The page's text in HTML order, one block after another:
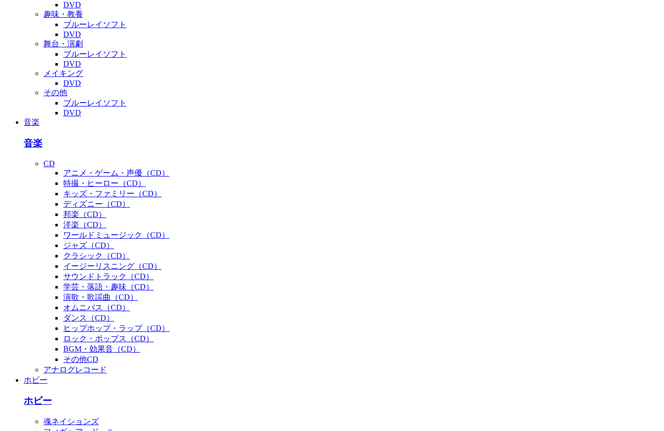
DVD
趣味・教養
ブルーレイソフト
DVD
舞台・演劇
ブルーレイソフト
DVD
メイキング
DVD
その他
ブルーレイソフト
DVD
音楽
音楽
CD
アニメ・ゲーム・声優（CD）
特撮・ヒーロー（CD）
キッズ・ファミリー（CD）
ディズニー（CD）
邦楽（CD）
洋楽（CD）
ワールドミュージック（CD）
ジャズ（CD）
クラシック（CD）
イージーリスニング（CD）
サウンドトラック（CD）
学芸・落語・趣味（CD）
演歌・歌謡曲（CD）
オムニバス（CD）
ダンス（CD）
ヒップホップ・ラップ（CD）
ロック・ポップス（CD）
BGM・効果音（CD）
その他CD
アナログレコード
ホビー
ホビー
魂ネイションズ